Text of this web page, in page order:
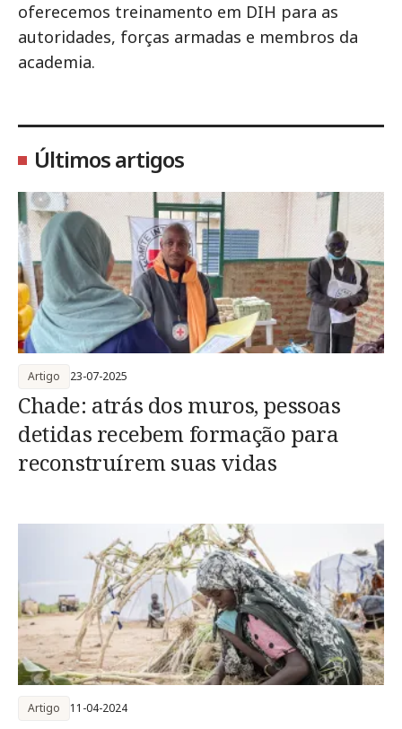
oferecemos treinamento em DIH para as
autoridades, forças armadas e membros da
academia.
Últimos artigos
Chade: atrás dos muros, pessoas
detidas recebem formação para
reconstruírem suas vidas
Artigo 23-07-2025
Artigo 11-04-2024